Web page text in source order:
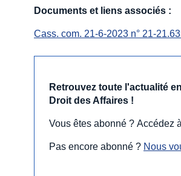
Documents et liens associés :
Cass. com. 21-6-2023 n° 21-
Retrouvez toute l'actualité
Droit des Affaires !
Vous êtes abonné ? Accédez
Pas encore abonné ? Nous